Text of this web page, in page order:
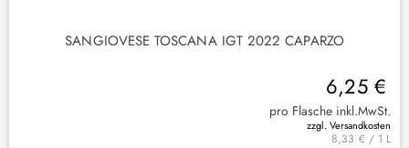
SANGIOVESE TOSCANA IGT 2022 CAPARZO
6,25 €
pro Flasche inkl.MwSt.
zzgl. Versandkosten
8,33 € / 1 L